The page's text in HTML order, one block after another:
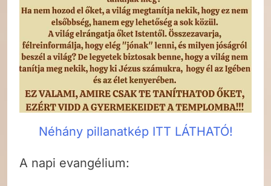
Néhány pillanatkép ITT LÁTHATÓ!
A napi evangélium: